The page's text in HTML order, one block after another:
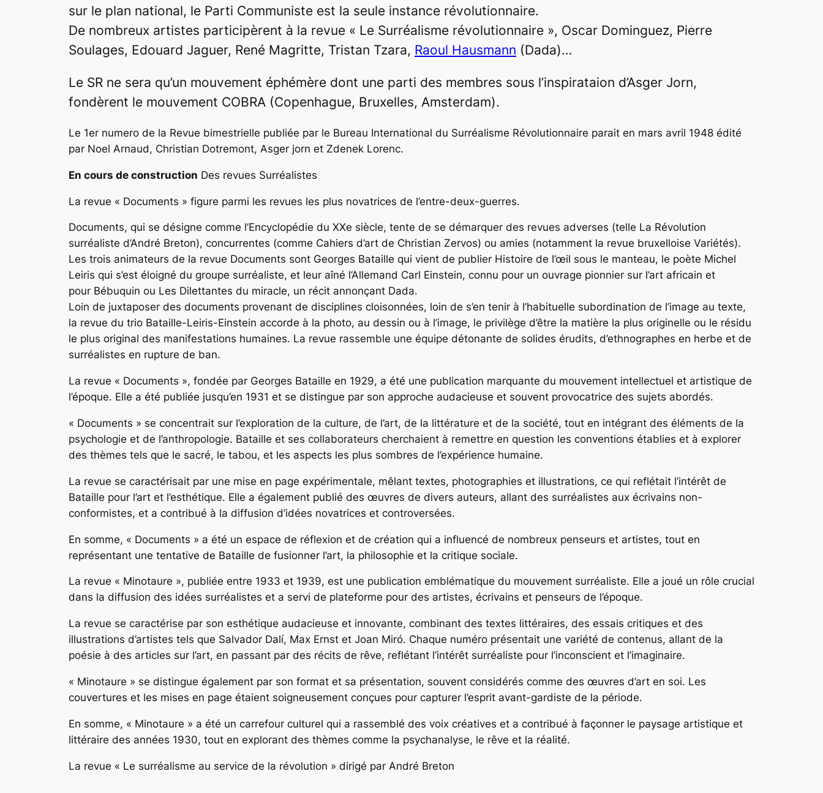
sur le plan national, le Parti Communiste est la seule instance révolutionnaire.
De nombreux artistes participèrent à la revue « Le Surréalisme révolutionnaire », Oscar Dominguez, Pierre
Soulages, Edouard Jaguer, René Magritte, Tristan Tzara, Raoul Hausmann (Dada)…
Le SR ne sera qu’un mouvement éphémère dont une parti des membres sous l’inspirataion d’Asger Jorn,
fondèrent le mouvement COBRA (Copenhague, Bruxelles, Amsterdam).
Le 1er numero de la Revue bimestrielle publiée par le Bureau International du Surréalisme Révolutionnaire parait en mars avril 1948 édité
par Noel Arnaud, Christian Dotremont, Asger jorn et Zdenek Lorenc.
En cours de construction Des revues Surréalistes
La revue « Documents » figure parmi les revues les plus novatrices de l’entre-deux-guerres.
Documents, qui se désigne comme l’Encyclopédie du XXe siècle, tente de se démarquer des revues adverses (telle La Révolution
surréaliste d’André Breton), concurrentes (comme Cahiers d’art de Christian Zervos) ou amies (notamment la revue bruxelloise Variétés).
Les trois animateurs de la revue Documents sont Georges Bataille qui vient de publier Histoire de l’œil sous le manteau, le poète Michel
Leiris qui s’est éloigné du groupe surréaliste, et leur aîné l’Allemand Carl Einstein, connu pour un ouvrage pionnier sur l’art africain et
pour Bébuquin ou Les Dilettantes du miracle, un récit annonçant Dada.
Loin de juxtaposer des documents provenant de disciplines cloisonnées, loin de s’en tenir à l’habituelle subordination de l’image au texte,
la revue du trio Bataille-Leiris-Einstein accorde à la photo, au dessin ou à l’image, le privilège d’être la matière la plus originelle ou le résidu
le plus original des manifestations humaines. La revue rassemble une équipe détonante de solides érudits, d’ethnographes en herbe et de
surréalistes en rupture de ban.
La revue « Documents », fondée par Georges Bataille en 1929, a été une publication marquante du mouvement intellectuel et artistique de
l’époque. Elle a été publiée jusqu’en 1931 et se distingue par son approche audacieuse et souvent provocatrice des sujets abordés.
« Documents » se concentrait sur l’exploration de la culture, de l’art, de la littérature et de la société, tout en intégrant des éléments de la
psychologie et de l’anthropologie. Bataille et ses collaborateurs cherchaient à remettre en question les conventions établies et à explorer
des thèmes tels que le sacré, le tabou, et les aspects les plus sombres de l’expérience humaine.
La revue se caractérisait par une mise en page expérimentale, mêlant textes, photographies et illustrations, ce qui reflétait l’intérêt de
Bataille pour l’art et l’esthétique. Elle a également publié des œuvres de divers auteurs, allant des surréalistes aux écrivains non-
conformistes, et a contribué à la diffusion d’idées novatrices et controversées.
En somme, « Documents » a été un espace de réflexion et de création qui a influencé de nombreux penseurs et artistes, tout en
représentant une tentative de Bataille de fusionner l’art, la philosophie et la critique sociale.
La revue « Minotaure », publiée entre 1933 et 1939, est une publication emblématique du mouvement surréaliste. Elle a joué un rôle crucial
dans la diffusion des idées surréalistes et a servi de plateforme pour des artistes, écrivains et penseurs de l’époque.
La revue se caractérise par son esthétique audacieuse et innovante, combinant des textes littéraires, des essais critiques et des
illustrations d’artistes tels que Salvador Dalí, Max Ernst et Joan Miró. Chaque numéro présentait une variété de contenus, allant de la
poésie à des articles sur l’art, en passant par des récits de rêve, reflétant l’intérêt surréaliste pour l’inconscient et l’imaginaire.
« Minotaure » se distingue également par son format et sa présentation, souvent considérés comme des œuvres d’art en soi. Les
couvertures et les mises en page étaient soigneusement conçues pour capturer l’esprit avant-gardiste de la période.
En somme, « Minotaure » a été un carrefour culturel qui a rassemblé des voix créatives et a contribué à façonner le paysage artistique et
littéraire des années 1930, tout en explorant des thèmes comme la psychanalyse, le rêve et la réalité.
La revue « Le surréalisme au service de la révolution » dirigé par André Breton